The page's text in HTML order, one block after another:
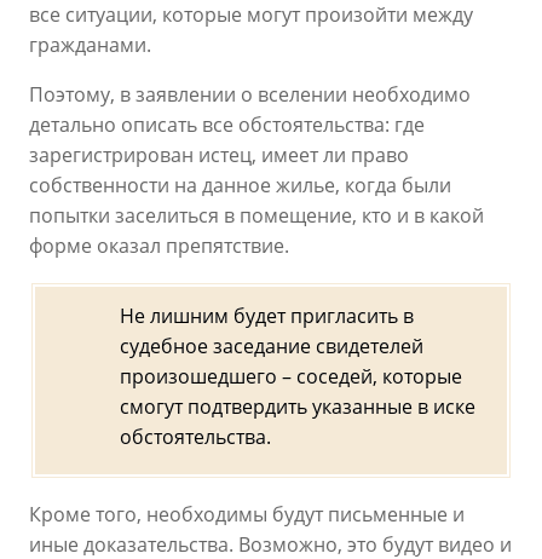
все ситуации, которые могут произойти между
гражданами.
Поэтому, в заявлении о вселении необходимо
детально описать все обстоятельства: где
зарегистрирован истец, имеет ли право
собственности на данное жилье, когда были
попытки заселиться в помещение, кто и в какой
форме оказал препятствие.
Не лишним будет пригласить в
судебное заседание свидетелей
произошедшего – соседей, которые
смогут подтвердить указанные в иске
обстоятельства.
Кроме того, необходимы будут письменные и
иные доказательства. Возможно, это будут видео и